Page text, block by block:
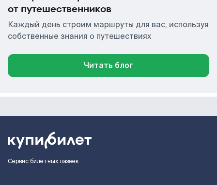
от путешественников
Каждый день строим маршруты для вас, используя
собственные знания о путешествиях
Читать блог
Сервис билетных лазеек